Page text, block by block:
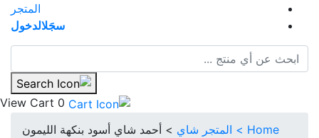
المتجر
سجَلالدخول
0
View Cart
Home >
المتجر شاي > أحمد شاي أسود بنكهة الليمون